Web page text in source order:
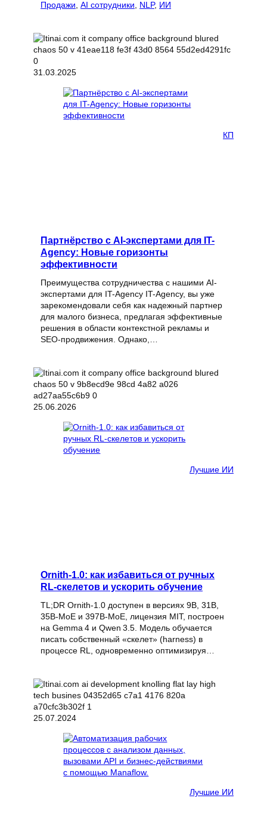
Продажи, AI сотрудники, NLP, ИИ
31.03.2025
КП
Партнёрство с AI-экспертами для IT-
Agency: Новые горизонты
эффективности
Преимущества сотрудничества с нашими AI-
экспертами для IT-Agency IT-Agency, вы уже
зарекомендовали себя как надежный партнер
для малого бизнеса, предлагая эффективные
решения в области контекстной рекламы и
SEO-продвижения. Однако,…
25.06.2026
Лучшие ИИ
Ornith-1.0: как избавиться от ручных
RL‑скелетов и ускорить обучение
TL;DR Ornith-1.0 доступен в версиях 9B, 31B,
35B‑MoE и 397B‑MoE, лицензия MIT, построен
на Gemma 4 и Qwen 3.5. Модель обучается
писать собственный «скелет» (harness) в
процессе RL, одновременно оптимизируя…
25.07.2024
Лучшие ИИ